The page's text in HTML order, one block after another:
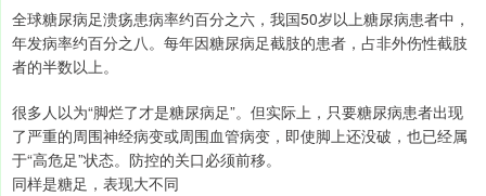
全球糖尿病足溃疡患病率约百分之六，我国50岁以上糖尿病患者中，
年发病率约百分之八。每年因糖尿病足截肢的患者，占非外伤性截肢
者的半数以上。
很多人以为“脚烂了才是糖尿病足”。但实际上，只要糖尿病患者出现
了严重的周围神经病变或周围血管病变，即使脚上还没破，也已经属
于“高危足”状态。防控的关口必须前移。
同样是糖足，表现大不同